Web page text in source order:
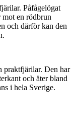
Påfågelögat
en rödbrun
och därför kan den
praktfjärilar. Den har
och äter bland
i hela Sverige.